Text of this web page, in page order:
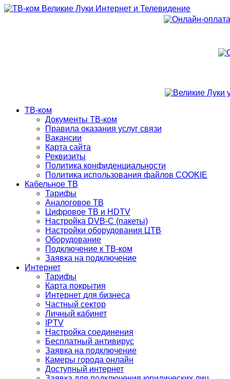
ТВ-ком
Документы ТВ-ком
Правила оказания услуг связи
Вакансии
Карта сайта
Реквизиты
Политика конфиденциальности
Политика использования файлов COOKIE
Кабельное ТВ
Тарифы
Аналоговое ТВ
Цифровое ТВ и HDTV
Настройка DVB-C (пакеты)
Настройки оборудования ЦТВ
Оборудование
Подключение к ТВ-ком
Заявка на подключение
Интернет
Тарифы
Карта покрытия
Интернет для бизнеса
Частный сектор
Личный кабинет
IPTV
Настройка соединения
Бесплатный антивирус
Заявка на подключение
Камеры города онлайн
Доступный интернет